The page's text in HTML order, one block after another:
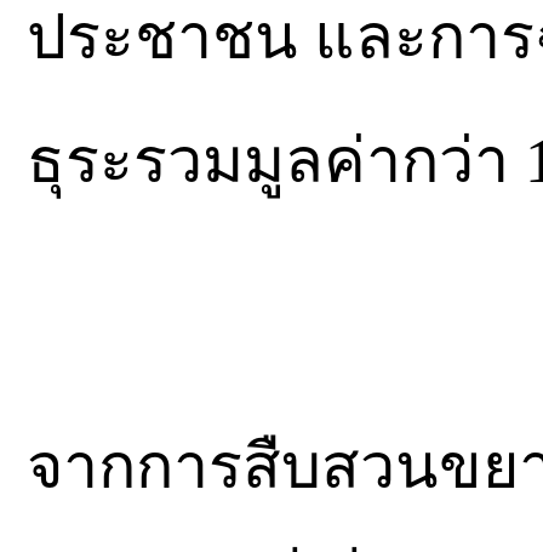
ประชาชน และกา
ธุระรวมมูลค่ากว่า
จากการสืบสวนขย